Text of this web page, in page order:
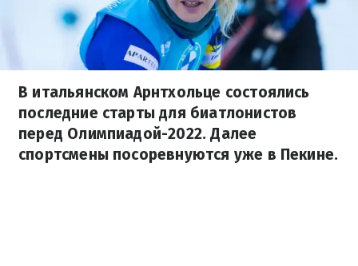
В итальянском Арнтхольце состоялись
последние старты для биатлонистов
перед Олимпиадой-2022. Далее
спортсмены посоревнуются уже в Пекине.